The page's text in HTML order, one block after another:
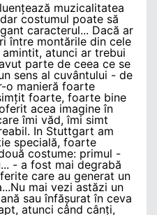
muzicalitatea
costumul poate să
caracterul... Dacă ar
între montările din cele
atunci ar trebui
parte de ceea ce se
sens al cuvântului - de
o manieră foarte
foarte, foarte bine
acea imagine în
îmi văd, îmi simt
In Stuttgart am
specială, foarte
costume: primul -
- a fost mai degrabă
care au generat un
mai vezi astăzi un
sau înfășurat în ceva
atunci când cânți,